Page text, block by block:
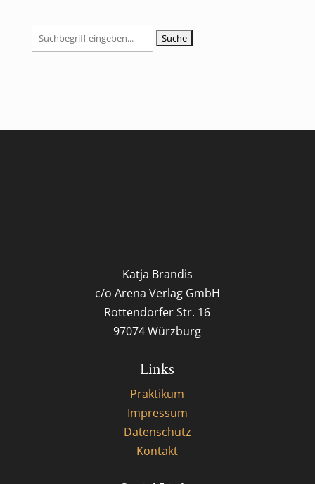
Suchen
nach:
Katja Brandis
c/o Arena Verlag GmbH
Rottendorfer Str. 16
97074 Würzburg
Links
Praktikum
Impressum
Datenschutz
Kontakt